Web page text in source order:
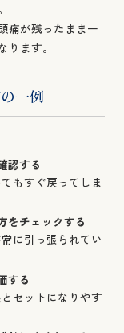
痛が残ったまま一
ます。
一例
認する
もすぐ戻ってしま
をチェックする
に引っ張られてい
する
セットになりやす